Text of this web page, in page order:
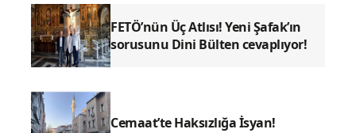
FETÖ’nün Üç Atlısı! Yeni Şafak’ın
sorusunu Dini Bülten cevaplıyor!
Cemaat’te Haksızlığa İsyan!